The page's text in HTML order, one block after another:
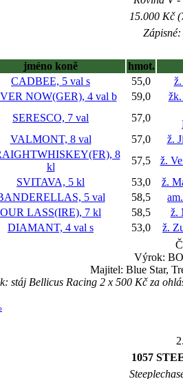
15.000 Kč
jméno koně
hmot.
CADBEE, 5 val s 55,0
NOW(GER), 4 val b 59,0
SERESCO, 7 val 57,0
VALMONT, 8 val 57,0
ž.
8
kl
57,5
ž.
SVITAVA, 5 kl 53,0
ž.
5 val 58,5
OUR LASS(IRE), 7 kl 58,5
ž.
DIAMANT, 4 val s 53,0
ž.
Výrok:
Majitel: Blue Star,
stáj Bellicus Racing 2 x 500 Kč za
1057